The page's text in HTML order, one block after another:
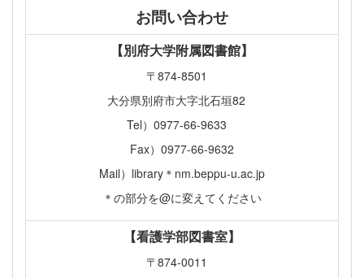
お問い合わせ
【別府大学附属図書館】
〒874-8501
大分県別府市大字北石垣82
Tel）0977-66-9633
Fax）0977-66-9632
Mail）library＊nm.beppu-u.ac.jp
＊の部分を@に変えてください
【看護学部図書室】
〒874-0011